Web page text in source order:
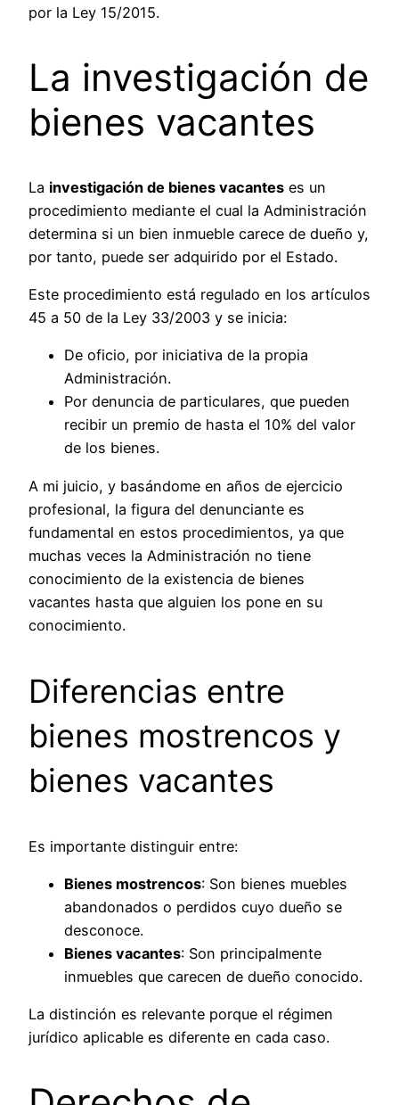
por la Ley 15/2015.
La investigación de
bienes vacantes
La investigación de bienes vacantes es un
procedimiento mediante el cual la Administración
determina si un bien inmueble carece de dueño y,
por tanto, puede ser adquirido por el Estado.
Este procedimiento está regulado en los artículos
45 a 50 de la Ley 33/2003 y se inicia:
De oficio, por iniciativa de la propia
Administración.
Por denuncia de particulares, que pueden
recibir un premio de hasta el 10% del valor
de los bienes.
A mi juicio, y basándome en años de ejercicio
profesional, la figura del denunciante es
fundamental en estos procedimientos, ya que
muchas veces la Administración no tiene
conocimiento de la existencia de bienes
vacantes hasta que alguien los pone en su
conocimiento.
Diferencias entre
bienes mostrencos y
bienes vacantes
Es importante distinguir entre:
Bienes mostrencos: Son bienes muebles
abandonados o perdidos cuyo dueño se
desconoce.
Bienes vacantes: Son principalmente
inmuebles que carecen de dueño conocido.
La distinción es relevante porque el régimen
jurídico aplicable es diferente en cada caso.